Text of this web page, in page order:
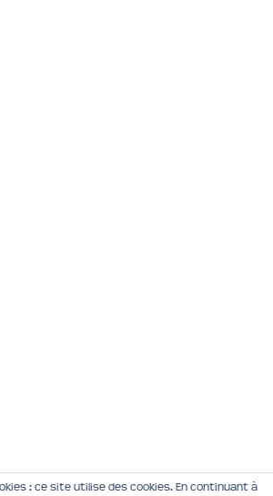
: ce site utilise des cookies. En continuant à